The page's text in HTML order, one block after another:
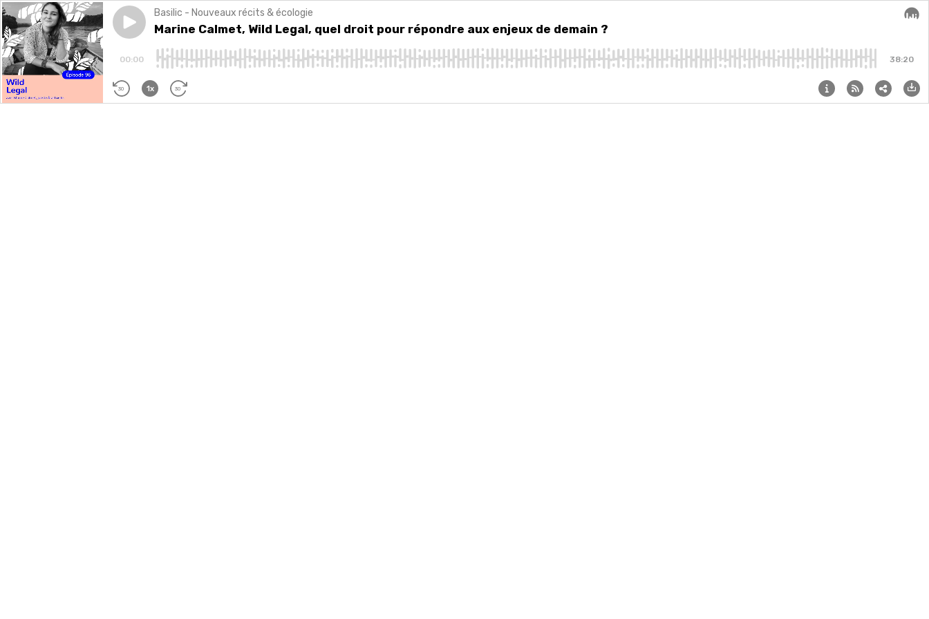
Play episodeMarine Calmet, Wild Legal, quel droit pour répondre aux enjeux de demain ?
Basilic - Nouveaux récits & écologie
Marine Calmet, Wild Legal, quel droit pour répondre aux enjeux de demain ?
00:00 38:20
30 1x 30